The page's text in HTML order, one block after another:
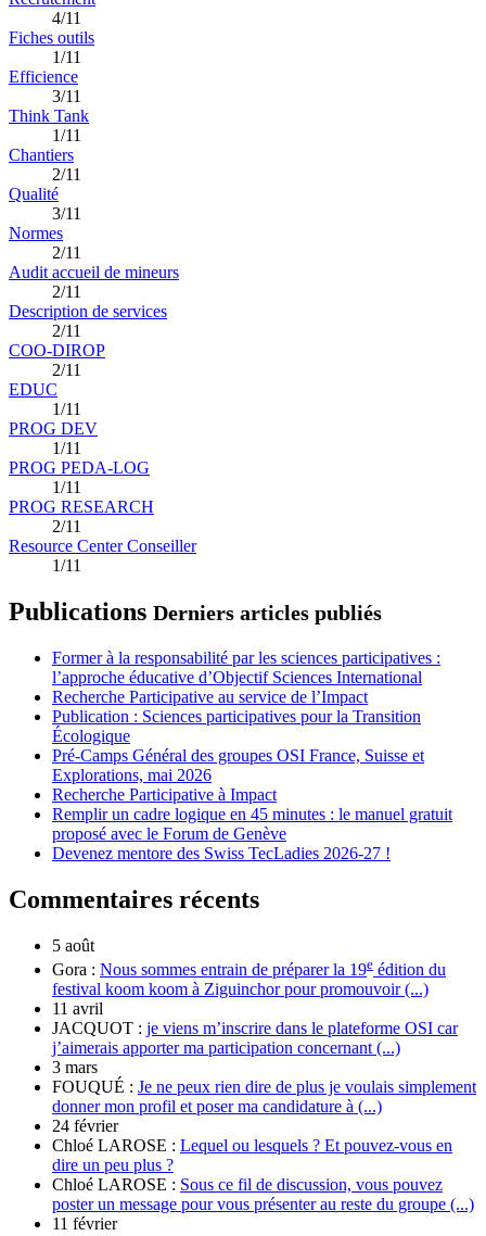
4/11
Fiches outils
1/11
Efficience
3/11
Think Tank
1/11
Chantiers
2/11
Qualité
3/11
Normes
2/11
Audit accueil de mineurs
2/11
Description de services
2/11
COO-DIROP
2/11
EDUC
1/11
PROG DEV
1/11
PROG PEDA-LOG
1/11
PROG RESEARCH
2/11
Resource Center Conseiller
1/11
Publications Derniers articles publiés
Former à la responsabilité par les sciences participatives :
l’approche éducative d’Objectif Sciences International
Recherche Participative au service de l’Impact
Publication : Sciences participatives pour la Transition
Écologique
Pré-Camps Général des groupes OSI France, Suisse et
Explorations, mai 2026
Recherche Participative à Impact
Remplir un cadre logique en 45 minutes : le manuel gratuit
proposé avec le Forum de Genève
Devenez mentore des Swiss TecLadies 2026-27 !
Commentaires récents
5 août
Gora : Nous sommes entrain de préparer la 19e édition du
festival koom koom à Ziguinchor pour promouvoir (...)
11 avril
JACQUOT : je viens m’inscrire dans le plateforme OSI car
j’aimerais apporter ma participation concernant (...)
3 mars
FOUQUÉ : Je ne peux rien dire de plus je voulais simplement
donner mon profil et poser ma candidature à (...)
24 février
Chloé LAROSE : Lequel ou lesquels ? Et pouvez-vous en
dire un peu plus ?
Chloé LAROSE : Sous ce fil de discussion, vous pouvez
poster un message pour vous présenter au reste du groupe (...)
11 février